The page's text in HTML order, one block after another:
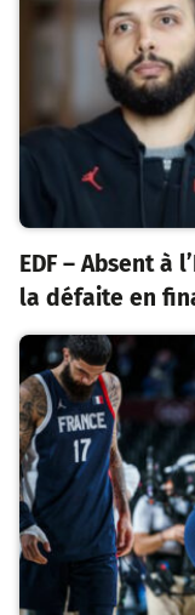
EDF – Absent à
la défaite en